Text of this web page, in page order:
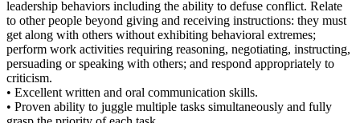
leadership behaviors including the ability to defuse conflict. Relate
to other people beyond giving and receiving instructions: they must
get along with others without exhibiting behavioral extremes;
perform work activities requiring reasoning, negotiating, instructing,
persuading or speaking with others; and respond appropriately to
criticism.
• Excellent written and oral communication skills.
• Proven ability to juggle multiple tasks simultaneously and fully